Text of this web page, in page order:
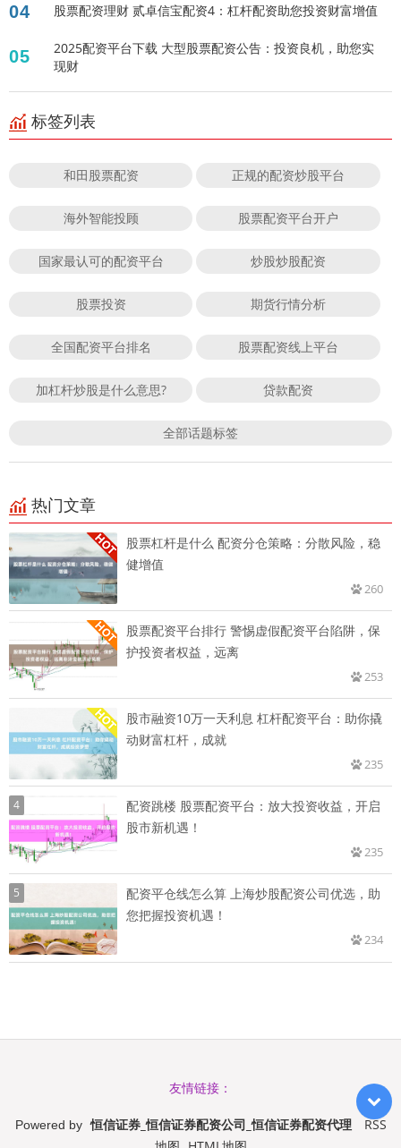
04 股票配资理财 贰卓信宝配资4：杠杆配资助您投资财富增值
05
2025配资平台下载 大型股票配资公告：投资良机，助您实
现财
标签列表
和田股票配资 正规的配资炒股平台
海外智能投顾 股票配资平台开户
国家最认可的配资平台 炒股炒股配资
股票投资 期货行情分析
全国配资平台排名 股票配资线上平台
加杠杆炒股是什么意思? 贷款配资
全部话题标签
热门文章
股票杠杆是什么 配资分仓策略：分散风险，稳
健增值
260
股票配资平台排行 警惕虚假配资平台陷阱，保
护投资者权益，远离
253
股市融资10万一天利息 杠杆配资平台：助你撬
动财富杠杆，成就
235
4
配资跳楼 股票配资平台：放大投资收益，开启
股市新机遇！
235
5
配资平仓线怎么算 上海炒股配资公司优选，助
您把握投资机遇！
234
友情链接：
Powered by 恒信证券_恒信证券配资公司_恒信证券配资代理
RSS